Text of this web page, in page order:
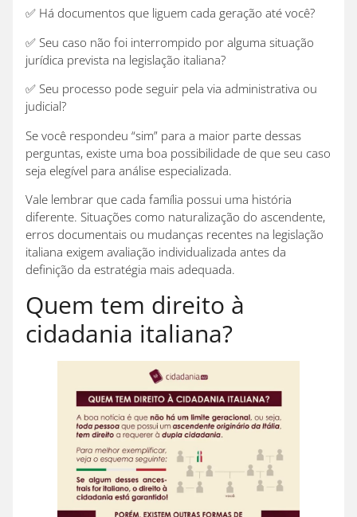
✅ Há documentos que liguem cada geração até você?
✅ Seu caso não foi interrompido por alguma situação
jurídica prevista na legislação italiana?
✅ Seu processo pode seguir pela via administrativa ou
judicial?
Se você respondeu “sim” para a maior parte dessas
perguntas, existe uma boa possibilidade de que seu caso
seja elegível para análise especializada.
Vale lembrar que cada família possui uma história
diferente. Situações como naturalização do ascendente,
erros documentais ou mudanças recentes na legislação
italiana exigem avaliação individualizada antes da
definição da estratégia mais adequada.
Quem tem direito à
cidadania italiana?